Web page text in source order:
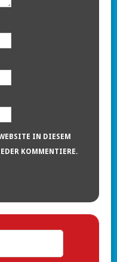
IN DIESEM
KOMMENTIERE.